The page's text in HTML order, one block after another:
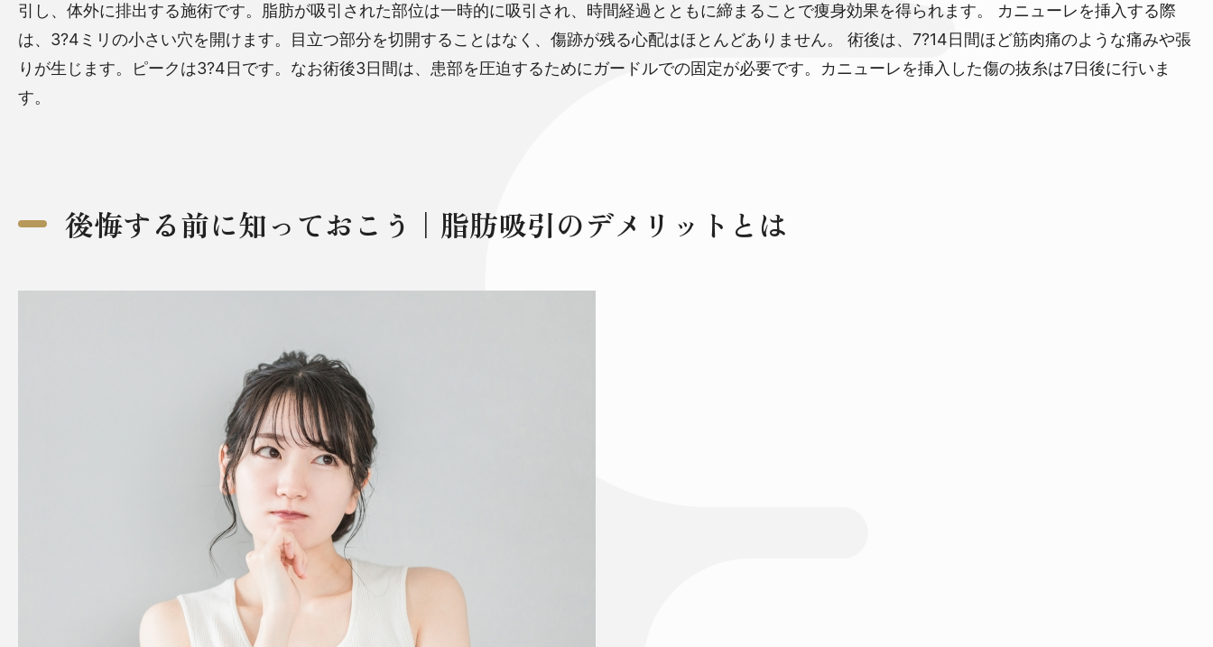
引し、体外に排出する施術です。脂肪が吸引された部位は一時的に吸引され、時間経過とともに締まることで痩身効果を得られます。
カニューレを挿入する際
は、3?4ミリの小さい穴を開けます。目立つ部分を切開することはなく、傷跡が残る心配はほとんどありません。
術後は、7?14日間ほど筋肉痛のような痛みや張
りが生じます。ピークは3?4日です。なお術後3日間は、患部を圧迫するためにガードルでの固定が必要です。カニューレを挿入した傷の抜糸は7日後に行いま
す。
後悔する前に知っておこう｜脂肪吸引のデメリットとは